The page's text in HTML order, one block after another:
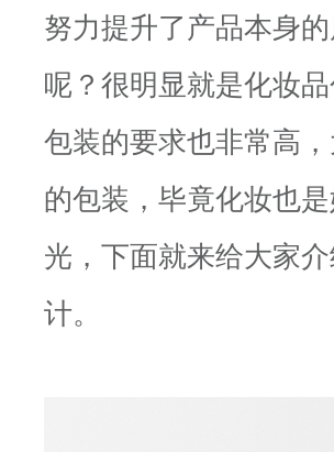
努力提升了产品本身
呢？很明显就是化妆
包装的要求也非常高
的包装，毕竟化妆也
光，下面就来给大家
计。